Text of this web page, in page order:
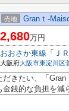
売地 Granｔ-
2,680万円
おおさか東線 「 Ｊ
大阪府大阪市東淀川区
だきたい、「
金銭的な負担を